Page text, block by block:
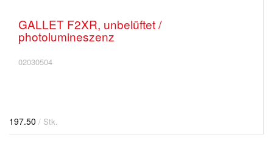
GALLET F2XR, unbelüftet /
photolumineszenz
02030504
197.50 / Stk.